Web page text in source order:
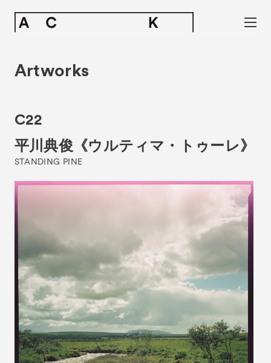
Artworks
C22
平川典俊《ウルティマ・トゥーレ》
STANDING PINE